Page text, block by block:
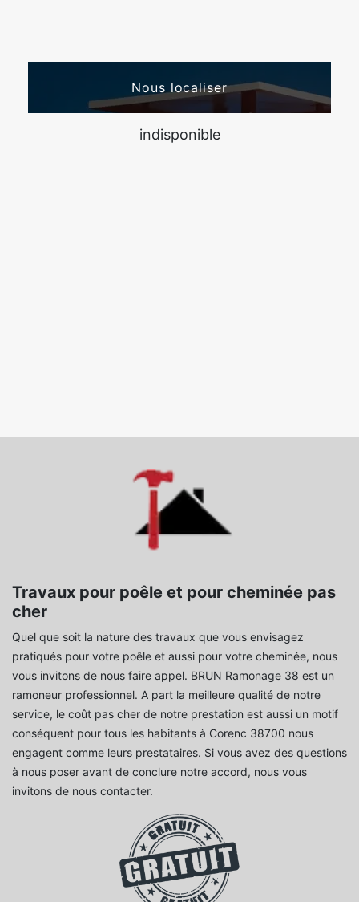
Nous localiser
indisponible
Travaux pour poêle et pour cheminée pas
cher
Quel que soit la nature des travaux que vous envisagez
pratiqués pour votre poêle et aussi pour votre cheminée, nous
vous invitons de nous faire appel. BRUN Ramonage 38 est un
ramoneur professionnel. A part la meilleure qualité de notre
service, le coût pas cher de notre prestation est aussi un motif
conséquent pour tous les habitants à Corenc 38700 nous
engagent comme leurs prestataires. Si vous avez des questions
à nous poser avant de conclure notre accord, nous vous
invitons de nous contacter.